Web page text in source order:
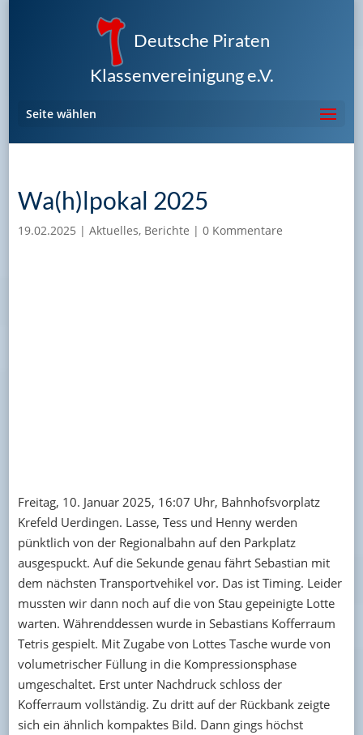
Deutsche Piraten
Klassenvereinigung e.V.
Seite wählen
Wa(h)lpokal 2025
19.02.2025 | Aktuelles, Berichte | 0 Kommentare
Freitag, 10. Januar 2025, 16:07 Uhr, Bahnhofsvorplatz
Krefeld Uerdingen. Lasse, Tess und Henny werden
pünktlich von der Regionalbahn auf den Parkplatz
ausgespuckt. Auf die Sekunde genau fährt Sebastian mit
dem nächsten Transportvehikel vor. Das ist Timing. Leider
mussten wir dann noch auf die von Stau gepeinigte Lotte
warten. Währenddessen wurde in Sebastians Kofferraum
Tetris gespielt. Mit Zugabe von Lottes Tasche wurde von
volumetrischer Füllung in die Kompressionsphase
umgeschaltet. Erst unter Nachdruck schloss der
Kofferraum vollständig. Zu dritt auf der Rückbank zeigte
sich ein ähnlich kompaktes Bild. Dann gings höchst